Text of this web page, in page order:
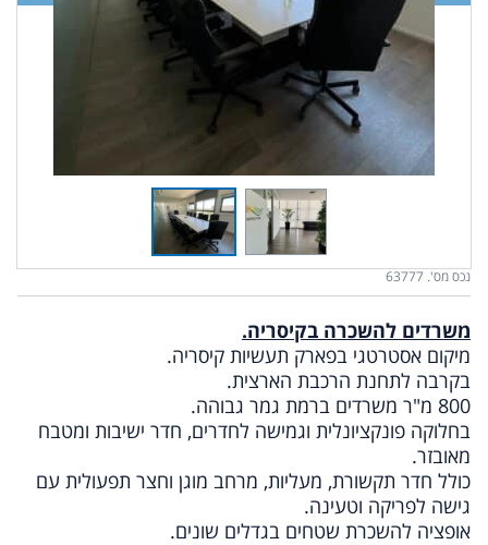
נכס מס'. 63777
משרדים להשכרה בקיסריה.
מיקום אסטרטגי בפארק תעשיות קיסריה.
בקרבה לתחנת הרכבת הארצית.
800 מ"ר משרדים ברמת גמר גבוהה.
בחלוקה פונקציונלית וגמישה לחדרים, חדר ישיבות ומטבח
מאובזר.
כולל חדר תקשורת, מעליות, מרחב מוגן וחצר תפעולית עם
גישה לפריקה וטעינה.
אופציה להשכרת שטחים בגדלים שונים.